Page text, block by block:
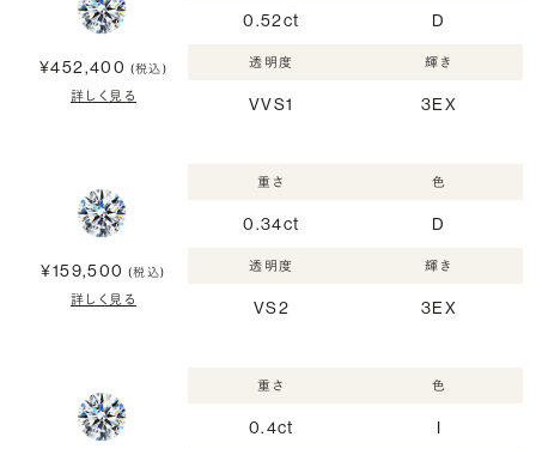
¥452,400 (税込)
詳しく見る
0.52ct D
透明度
VVS1
輝き
3EX
¥159,500 (税込)
詳しく見る
重さ
0.34ct
色
D
透明度
VS2
輝き
3EX
重さ
0.4ct
色
I